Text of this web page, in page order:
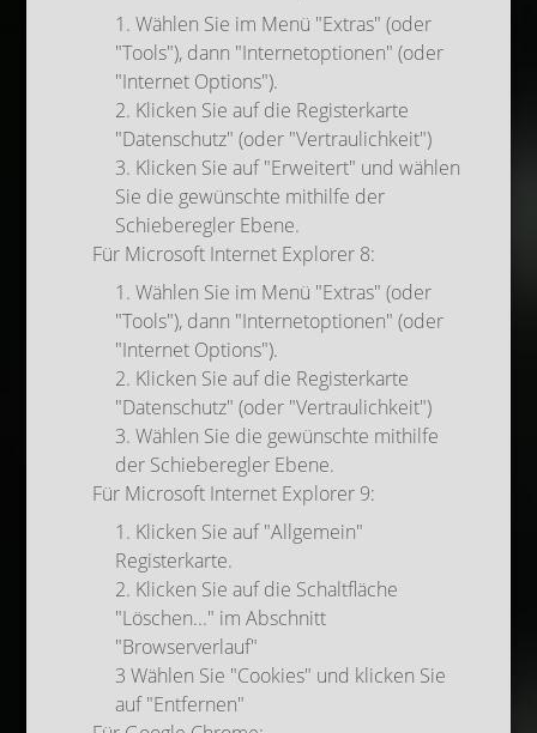
1. Wählen Sie im Menü "Extras" (oder
"Tools"), dann "Internetoptionen" (oder
"Internet Options").
2. Klicken Sie auf die Registerkarte
"Datenschutz" (oder "Vertraulichkeit")
3. Klicken Sie auf "Erweitert" und wählen
Sie die gewünschte mithilfe der
Schieberegler Ebene.
Für Microsoft Internet Explorer 8:
1. Wählen Sie im Menü "Extras" (oder
"Tools"), dann "Internetoptionen" (oder
"Internet Options").
2. Klicken Sie auf die Registerkarte
"Datenschutz" (oder "Vertraulichkeit")
3. Wählen Sie die gewünschte mithilfe
der Schieberegler Ebene.
Für Microsoft Internet Explorer 9:
1. Klicken Sie auf "Allgemein"
Registerkarte.
2. Klicken Sie auf die Schaltfläche
"Löschen..." im Abschnitt
"Browserverlauf"
3 Wählen Sie "Cookies" und klicken Sie
auf "Entfernen"